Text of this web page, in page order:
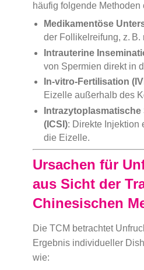
häufig folgende Methoden
Medikamentöse
der Follikelreifung, z. B.
Intrauterine
von Spermien direkt in
In-vitro-Fertilisation
Eizelle außerhalb des
(ICSI): Direkte Injektion
die Eizelle.
Ursachen für
aus Sicht der
Chinesischen
Die TCM betrachtet
Ergebnis individueller
wie: